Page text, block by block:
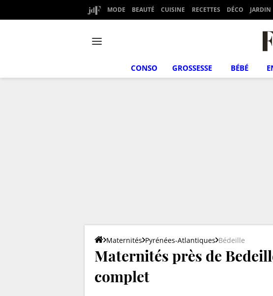
MODE BEAUTÉ CUISINE RECETTES DÉCO JARDIN
CONSO GROSSESSE BÉBÉ
Maternités Pyrénées-Atlantiques Bédeille
Maternités près de
complet